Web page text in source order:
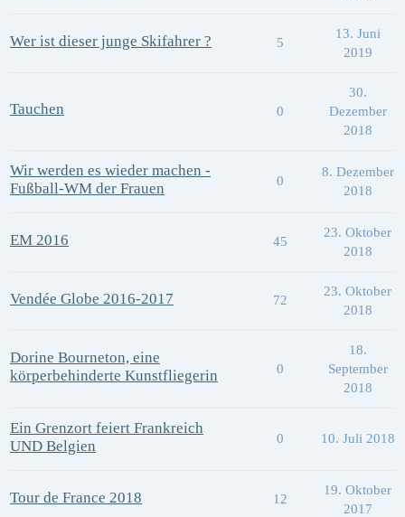
Wer ist dieser junge Skifahrer ? 5
13. Juni
2019
Tauchen 0
30.
Dezember
2018
Wir werden es wieder machen -
Fußball-WM der Frauen
0
8. Dezember
2018
EM 2016 45
23. Oktober
2018
Vendée Globe 2016-2017 72
23. Oktober
2018
Dorine Bourneton, eine
körperbehinderte Kunstfliegerin
0
18.
September
2018
Ein Grenzort feiert Frankreich
UND Belgien
0 10. Juli 2018
Tour de France 2018 12
19. Oktober
2017